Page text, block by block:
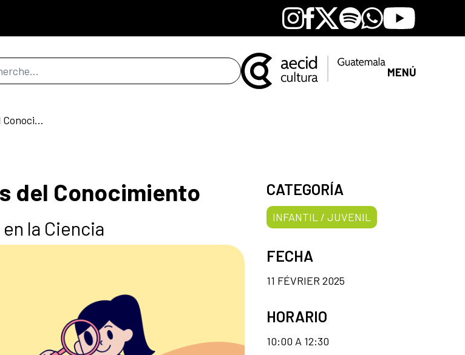
Instagram
Facebook
X SpotifyWhatsapp
Youtube
recherche MENÚ
Exploradoras y exploradores del Conocimiento
del Conocimiento
la Ciencia
CATEGORÍA
INFANTIL / JUVENIL
FECHA
11 FÉVRIER 2025
HORARIO
10:00 A 12:30